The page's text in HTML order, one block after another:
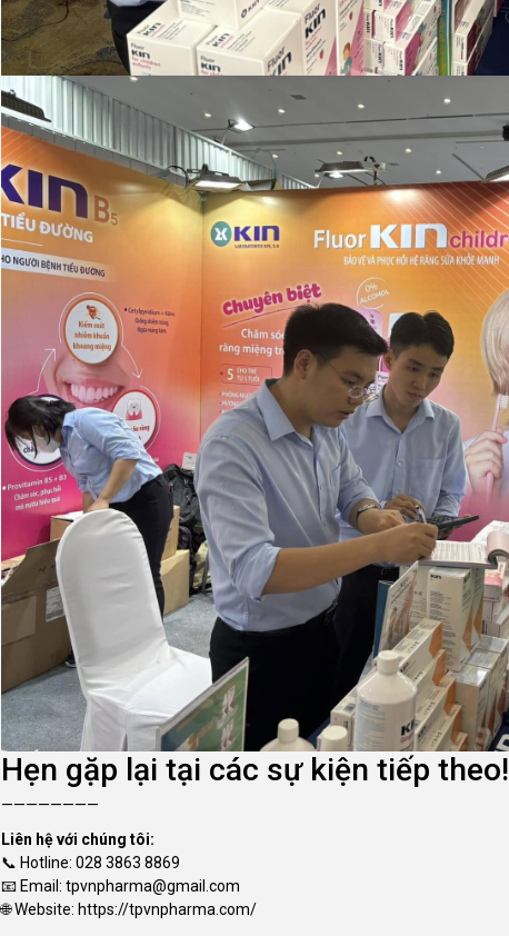
Hẹn gặp lại tại các sự kiện tiếp theo!
————————
Liên hệ với chúng tôi:
📞 Hotline: 028 3863 8869
📧 Email: tpvnpharma@gmail.com
🌐 Website: https://tpvnpharma.com/